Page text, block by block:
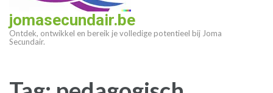
jomasecundair.be
Ontdek, ontwikkel en bereik je volledige potentieel bij Joma
Secundair.